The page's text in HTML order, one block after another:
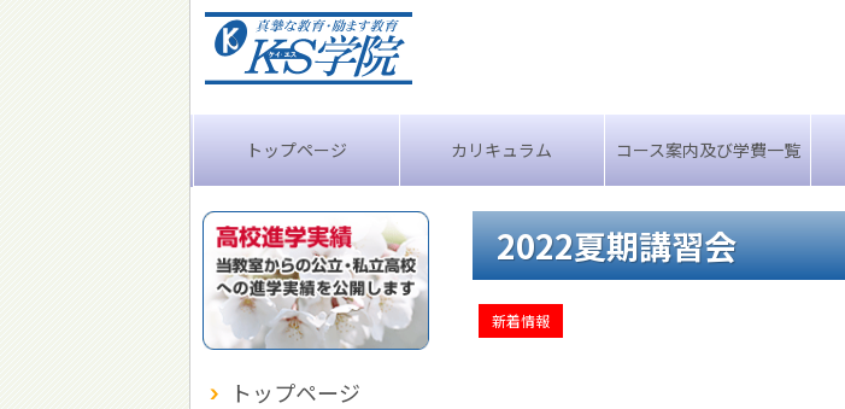
トップページ カリキュラム コース案内及び学費一覧
2022夏期講習会
新着情報
トップページ